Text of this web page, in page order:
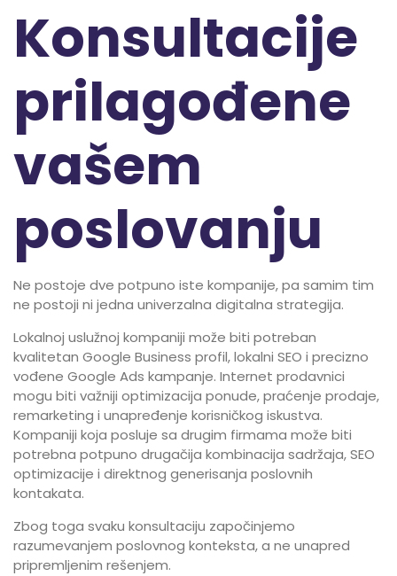
Konsultacije
prilagođene
vašem
poslovanju
Ne postoje dve potpuno iste kompanije, pa samim tim
ne postoji ni jedna univerzalna digitalna strategija.
Lokalnoj uslužnoj kompaniji može biti potreban
kvalitetan Google Business profil, lokalni SEO i precizno
vođene Google Ads kampanje. Internet prodavnici
mogu biti važniji optimizacija ponude, praćenje prodaje,
remarketing i unapređenje korisničkog iskustva.
Kompaniji koja posluje sa drugim firmama može biti
potrebna potpuno drugačija kombinacija sadržaja, SEO
optimizacije i direktnog generisanja poslovnih
kontakata.
Zbog toga svaku konsultaciju započinjemo
razumevanjem poslovnog konteksta, a ne unapred
pripremljenim rešenjem.